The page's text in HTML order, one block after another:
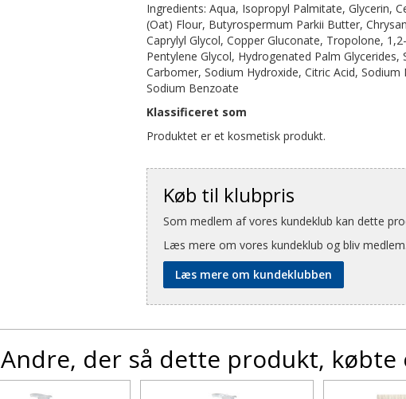
Ingredients: Aqua, Isopropyl Palmitate, Glycerin,
(Oat) Flour, Butyrospermum Parkii Butter,
Caprylyl Glycol, Copper Gluconate, Tropolone,
Pentylene Glycol, Hydrogenated Palm
Carbomer, Sodium Hydroxide, Citric Acid,
Sodium Benzoate
Klassificeret som
Produktet er et kosmetisk produkt.
Køb til klubpris
Som medlem af vores kundeklub kan dette
Læs mere om vores kundeklub og bliv medlem.
Læs mere om kundeklubben
Andre, der så dette produkt, købte